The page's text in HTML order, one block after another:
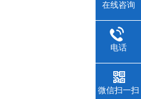
在线咨询
电话
微信扫一扫